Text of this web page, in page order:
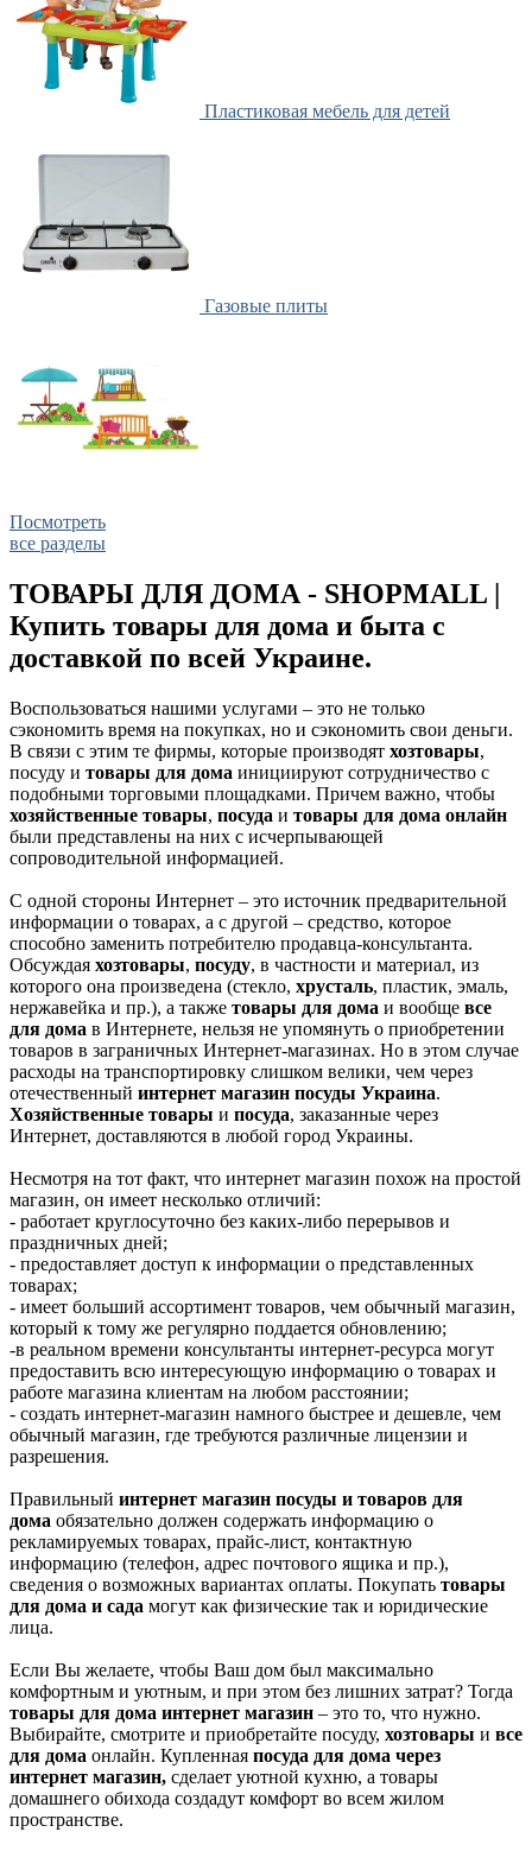
Пластиковая мебель для детей
Газовые плиты
Посмотреть
все разделы
ТОВАРЫ ДЛЯ ДОМА - SHOPMALL |
Купить товары для дома и быта с
доставкой по всей Украине.
Воспользоваться нашими услугами – это не только
сэкономить время на покупках, но и сэкономить свои деньги.
В связи с этим те фирмы, которые производят хозтовары,
посуду и товары для дома инициируют сотрудничество с
подобными торговыми площадками. Причем важно, чтобы
хозяйственные товары, посуда и товары для дома онлайн
были представлены на них с исчерпывающей
сопроводительной информацией.
С одной стороны Интернет – это источник предварительной
информации о товарах, а с другой – средство, которое
способно заменить потребителю продавца-консультанта.
Обсуждая хозтовары, посуду, в частности и материал, из
которого она произведена (стекло, хрусталь, пластик, эмаль,
нержавейка и пр.), а также товары для дома и вообще все
для дома в Интернете, нельзя не упомянуть о приобретении
товаров в заграничных Интернет-магазинах. Но в этом случае
расходы на транспортировку слишком велики, чем через
отечественный интернет магазин посуды Украина.
Хозяйственные товары и посуда, заказанные через
Интернет, доставляются в любой город Украины.
Несмотря на тот факт, что интернет магазин похож на простой
магазин, он имеет несколько отличий:
- работает круглосуточно без каких-либо перерывов и
праздничных дней;
- предоставляет доступ к информации о представленных
товарах;
- имеет больший ассортимент товаров, чем обычный магазин,
который к тому же регулярно поддается обновлению;
-в реальном времени консультанты интернет-ресурса могут
предоставить всю интересующую информацию о товарах и
работе магазина клиентам на любом расстоянии;
- создать интернет-магазин намного быстрее и дешевле, чем
обычный магазин, где требуются различные лицензии и
разрешения.
Правильный интернет магазин посуды и товаров для
дома обязательно должен содержать информацию о
рекламируемых товарах, прайс-лист, контактную
информацию (телефон, адрес почтового ящика и пр.),
сведения о возможных вариантах оплаты. Покупать товары
для дома и сада могут как физические так и юридические
лица.
Если Вы желаете, чтобы Ваш дом был максимально
комфортным и уютным, и при этом без лишних затрат? Тогда
товары для дома интернет магазин – это то, что нужно.
Выбирайте, смотрите и приобретайте посуду, хозтовары и все
для дома онлайн. Купленная посуда для дома через
интернет магазин, сделает уютной кухню, а товары
домашнего обихода создадут комфорт во всем жилом
пространстве.